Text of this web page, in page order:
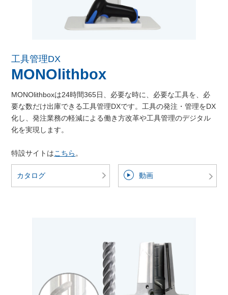
工具管理DX
MONOlithbox
MONOlithboxは24時間365日、必要な時に、必要な工具を、必
要な数だけ出庫できる工具管理DXです。工具の発注・管理をDX
化し、発注業務の軽減による働き方改革や工具管理のデジタル
化を実現します。
特設サイトはこちら。
カタログ 動画